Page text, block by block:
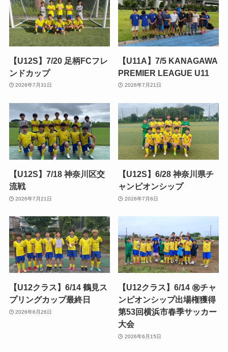
【U12S】7/20 足柄FCフレ
ンドカップ
2026年7月31日
【U11A】7/5 KANAGAWA
PREMIER LEAGUE U11
2026年7月21日
【U12S】7/18 神奈川区交
流戦
2026年7月21日
【U12S】6/28 神奈川県チ
ャンピオンシップ
2026年7月6日
【U12クラス】6/14 鶴見ス
プリングカップ最終日
2026年6月26日
【U12クラス】6/14 ㊗️チャ
ンピオンシップ出場権獲得
第53回横浜市春季サッカー
大会
2026年6月15日